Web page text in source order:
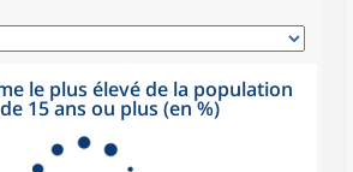
le plus élevé de la population
15 ans ou plus (en %)